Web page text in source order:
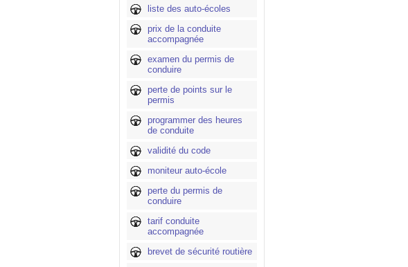
liste des auto-écoles
prix de la conduite
accompagnée
examen du permis de
conduire
perte de points sur le
permis
programmer des heures
de conduite
validité du code
moniteur auto-école
perte du permis de
conduire
tarif conduite
accompagnée
brevet de sécurité routière